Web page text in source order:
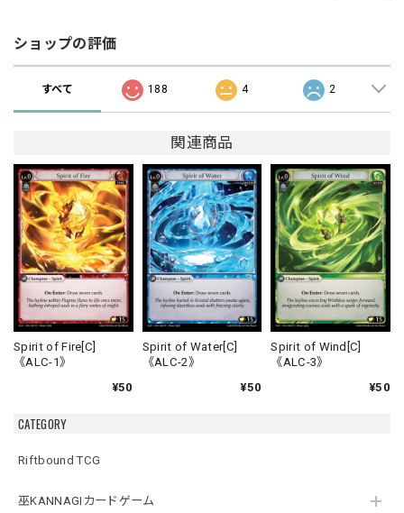
CATEGORY
Riftbound TCG
巫KANNAGIカードゲーム
ショップの評価
すべて 188 4 2
関連商品
Spirit of Fire[C]
《ALC-1》
¥50
Spirit of Water[C]
《ALC-2》
¥50
Spirit of Wind[C]
《ALC-3》
¥50